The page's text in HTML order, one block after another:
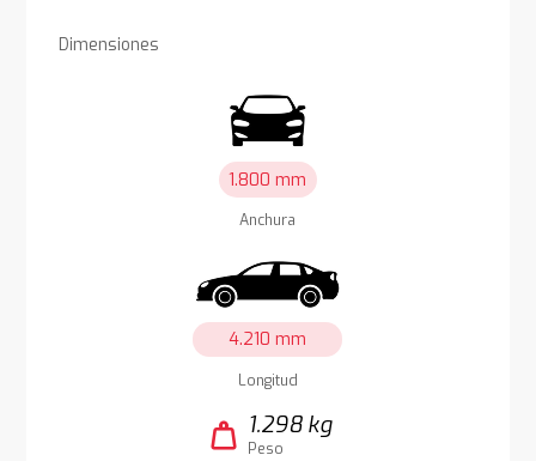
Dimensiones
1.800 mm
Anchura
4.210 mm
Longitud
weight 1.298 kg
Peso